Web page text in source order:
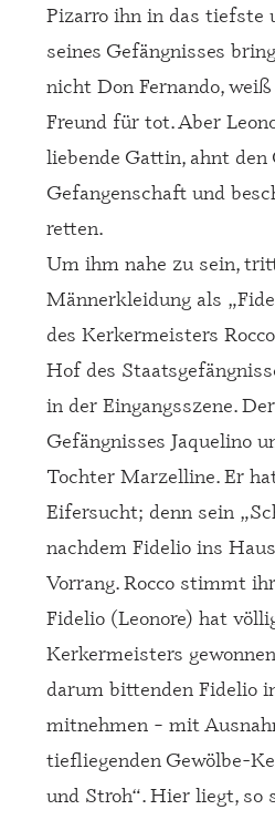
Pizarro ihn in das tiefste
seines Gefängnisses
nicht Don Fernando,
Freund für tot. Aber
liebende Gattin, ahnt
Gefangenschaft und
retten.
Um ihm nahe zu sein,
Männerkleidung als
des Kerkermeisters
Hof des
in der Eingangsszene.
Gefängnisses Jaquelino
Tochter Marzelline. Er
Eifersucht; denn sein
nachdem Fidelio ins
Vorrang. Rocco stimmt
Fidelio (Leonore) hat
Kerkermeisters
darum bittenden Fidelio
mitnehmen – mit
tiefliegenden Gewölbe-
und Stroh“. Hier liegt, so